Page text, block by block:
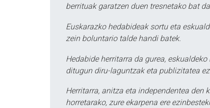
berrituak garatzen duen tresnetako bat
Euskarazko hedabideak sortu eta
zein boluntario talde handi batek.
Hedabide herritarra da gurea,
ditugun diru-laguntzak eta publizitatea
Herritarra, anitza eta independentea den
horretarako, zure ekarpena ere